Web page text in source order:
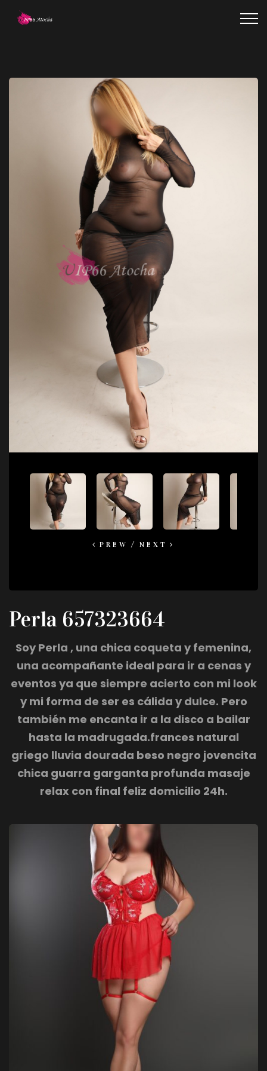
PREW NEXT
Perla 657323664
Soy Perla , una chica coqueta y femenina,
una acompañante ideal para ir a cenas y
eventos ya que siempre acierto con mi look
y mi forma de ser es cálida y dulce. Pero
también me encanta ir a la disco a bailar
hasta la madrugada.frances natural
griego lluvia dourada beso negro jovencita
chica guarra garganta profunda masaje
relax con final feliz domicilio 24h.